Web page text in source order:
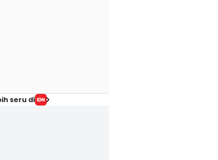
seru di